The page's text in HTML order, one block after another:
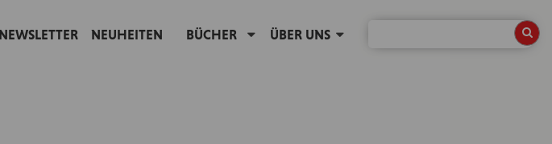
NEWSLETTER NEUHEITEN BÜCHER ÜBER UNS